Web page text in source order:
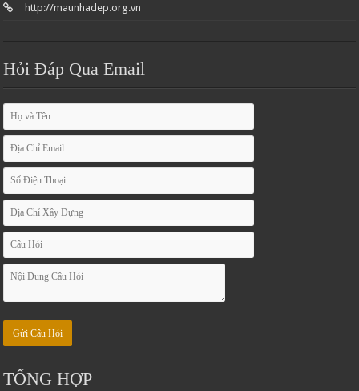
http://maunhadep.org.vn
Hỏi Đáp Qua Email
TỔNG HỢP